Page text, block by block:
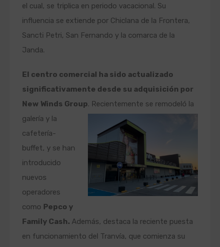
el cual, se triplica en periodo vacacional. Su
influencia se extiende por Chiclana de la Frontera,
Sancti Petri, San Fernando y la comarca de la
Janda.
El centro comercial ha sido actualizado
significativamente desde su adquisición por
New Winds Group. Recientemente se remodeló la
galería y la
cafetería-
buffet, y se han
introducido
nuevos
operadores
como Pepco y
Family Cash. Además, destaca la reciente puesta
en funcionamiento del Tranvía, que comienza su